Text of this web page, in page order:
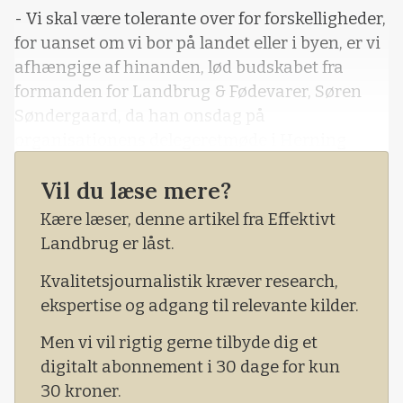
- Vi skal være tolerante over for forskelligheder,
for uanset om vi bor på landet eller i byen, er vi
afhængige af hinanden, lød budskabet fra
formanden for Landbrug & Fødevarer, Søren
Søndergaard, da han onsdag på
store udfordringer lige nu:
- Aldrig har der været så meget debat om
landbruget, og aldrig har der været så få
mennesker, der rent faktisk ved noget om
landbruget.
Vil du læse mere?
Kære læser, denne artikel fra Effektivt
Landbrug er låst.
Kvalitetsjournalistik kræver research,
ekspertise og adgang til relevante kilder.
Men vi vil rigtig gerne tilbyde dig et
digitalt abonnement i 30 dage for kun
30 kroner.